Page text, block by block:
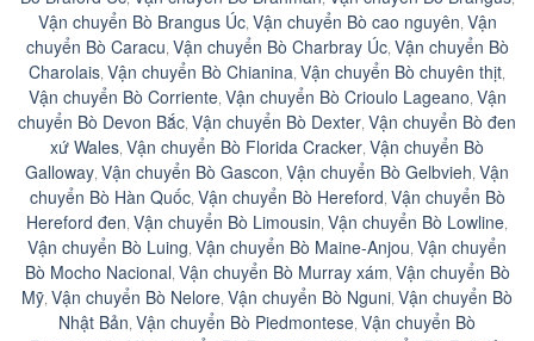
Vận chuyển Bò Brangus Úc, Vận chuyển Bò cao nguyên, Vận
chuyển Bò Caracu, Vận chuyển Bò Charbray Úc, Vận chuyển Bò
Charolais, Vận chuyển Bò Chianina, Vận chuyển Bò chuyên thịt,
Vận chuyển Bò Corriente, Vận chuyển Bò Crioulo Lageano, Vận
chuyển Bò Devon Bắc, Vận chuyển Bò Dexter, Vận chuyển Bò đen
xứ Wales, Vận chuyển Bò Florida Cracker, Vận chuyển Bò
Galloway, Vận chuyển Bò Gascon, Vận chuyển Bò Gelbvieh, Vận
chuyển Bò Hàn Quốc, Vận chuyển Bò Hereford, Vận chuyển Bò
Hereford đen, Vận chuyển Bò Limousin, Vận chuyển Bò Lowline,
Vận chuyển Bò Luing, Vận chuyển Bò Maine-Anjou, Vận chuyển
Bò Mocho Nacional, Vận chuyển Bò Murray xám, Vận chuyển Bò
Mỹ, Vận chuyển Bò Nelore, Vận chuyển Bò Nguni, Vận chuyển Bò
Nhật Bản, Vận chuyển Bò Piedmontese, Vận chuyển Bò